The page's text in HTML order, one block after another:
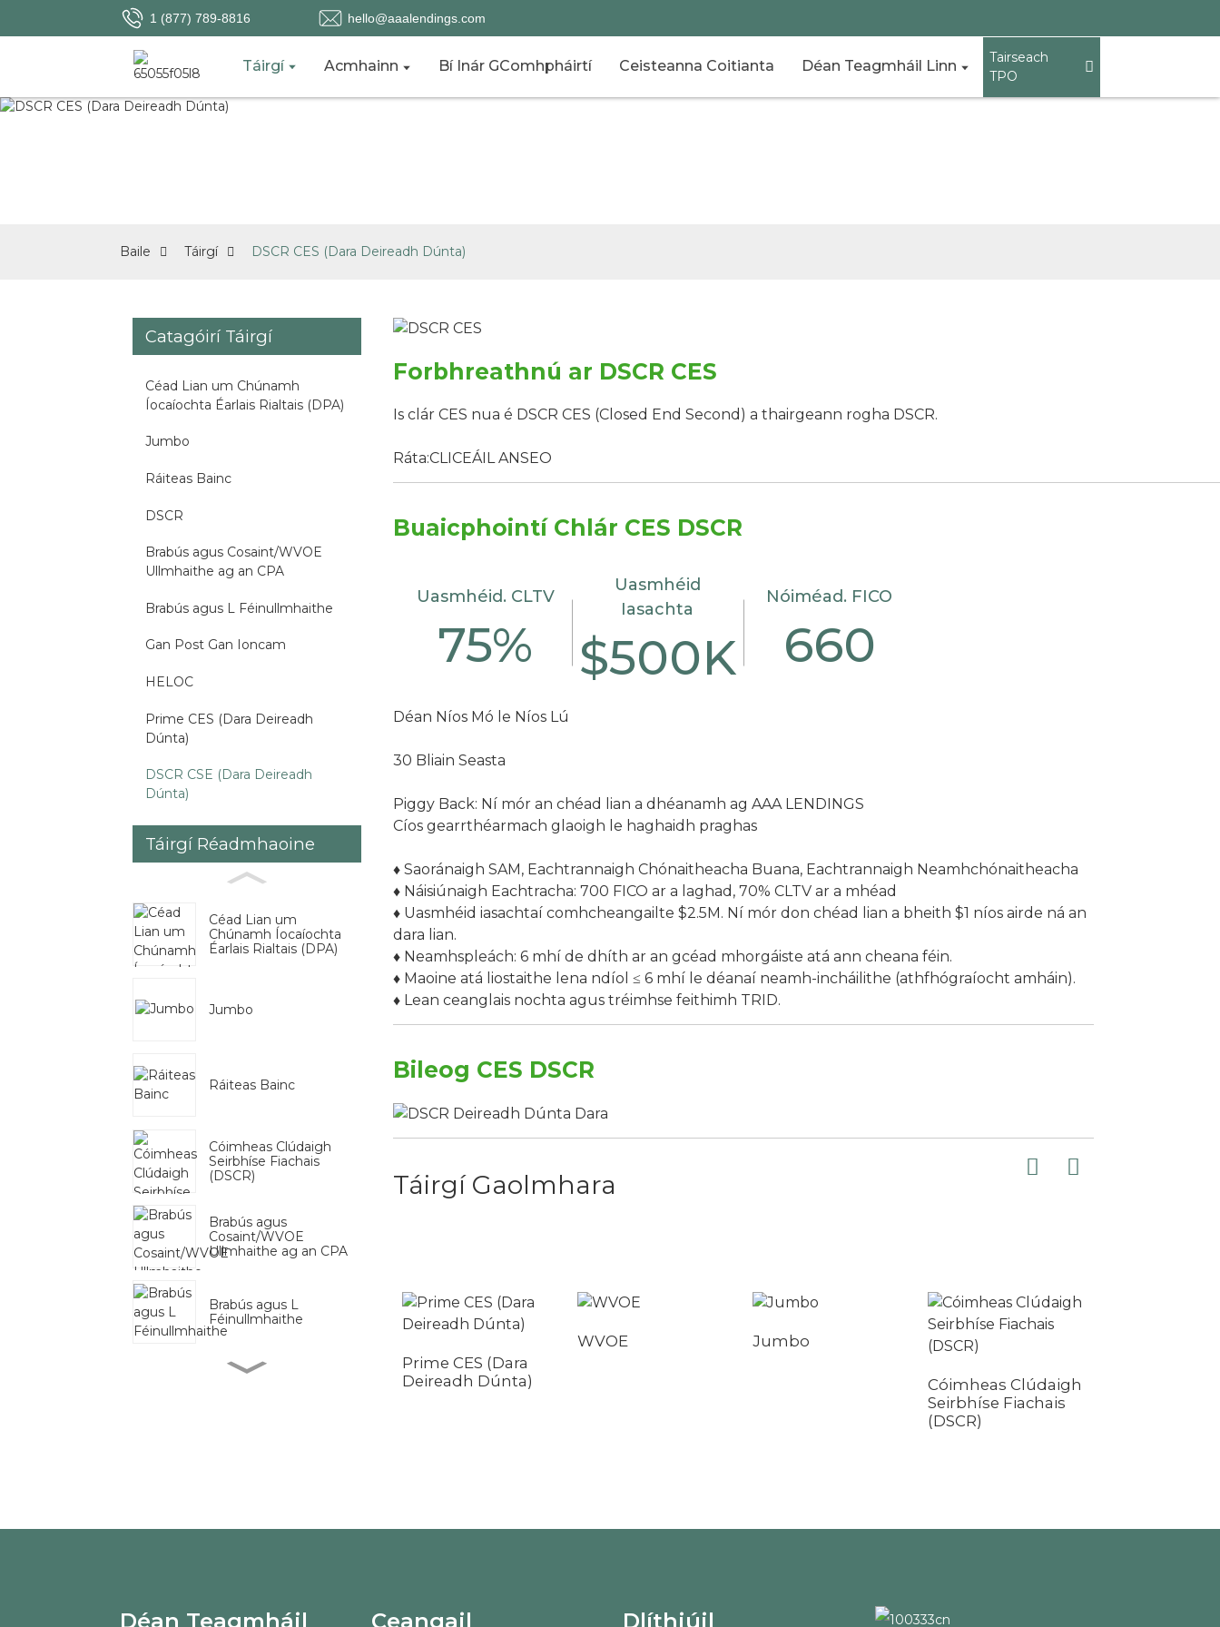
1 (877) 789-8816 hello@aaalendings.com
Táirgí Acmhainn Bí Inár GComhpháirtí Ceisteanna Coitianta Déan Teagmháil Linn
Tairseach
TPO
Baile Táirgí DSCR CES (Dara Deireadh Dúnta)
Catagóirí Táirgí
Céad Lian um Chúnamh
Íocaíochta Éarlais Rialtais (DPA)
Jumbo
Ráiteas Bainc
DSCR
Brabús agus Cosaint/WVOE
Ullmhaithe ag an CPA
Brabús agus L Féinullmhaithe
Gan Post Gan Ioncam
HELOC
Prime CES (Dara Deireadh
Dúnta)
DSCR CSE (Dara Deireadh
Dúnta)
Táirgí Réadmhaoine
Céad Lian um
Chúnamh Íocaíochta
Éarlais Rialtais (DPA)
Jumbo
Ráiteas Bainc
Cóimheas Clúdaigh
Seirbhíse Fiachais
(DSCR)
Brabús agus
Cosaint/WVOE
Ullmhaithe ag an CPA
Brabús agus L
Féinullmhaithe
Deireadh Dúnta)
Forbhreathnú ar DSCR CES
Is clár CES nua é DSCR CES (Closed End Second) a thairgeann rogha DSCR.
Ráta:CLICEÁIL ANSEO
Buaicphointí Chlár CES DSCR
Uasmhéid. CLTV
75%
Uasmhéid
Iasachta
$500K
Nóiméad. FICO
660
Déan Níos Mó le Níos Lú
30 Bliain Seasta
Piggy Back: Ní mór an chéad lian a dhéanamh ag AAA LENDINGS
Cíos gearrthéarmach glaoigh le haghaidh praghas
♦ Saoránaigh SAM, Eachtrannaigh Chónaitheacha Buana, Eachtrannaigh Neamhchónaitheacha
♦ Náisiúnaigh Eachtracha: 700 FICO ar a laghad, 70% CLTV ar a mhéad
♦ Uasmhéid iasachtaí comhcheangailte $2.5M. Ní mór don chéad lian a bheith $1 níos airde ná an
dara lian.
♦ Neamhspleách: 6 mhí de dhíth ar an gcéad mhorgáiste atá ann cheana féin.
♦ Maoine atá liostaithe lena ndíol ≤ 6 mhí le déanaí neamh-incháilithe (athfhógraíocht amháin).
♦ Lean ceanglais nochta agus tréimhse feithimh TRID.
Bileog CES DSCR
Táirgí Gaolmhara
Prime CES (Dara
Deireadh Dúnta)
WVOE Jumbo
Cóimheas Clúdaigh
Seirbhíse Fiachais
(DSCR)
Déan Teagmháil Ceangail Dlíthiúil